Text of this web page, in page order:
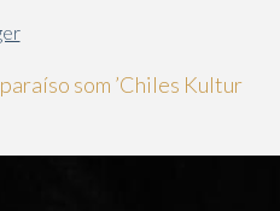
som ’Chiles Kultur